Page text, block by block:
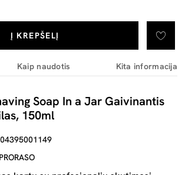
Į KREPŠELĮ
Kaip naudotis Kita informacija
Soap In a Jar Gaivinantis
150ml